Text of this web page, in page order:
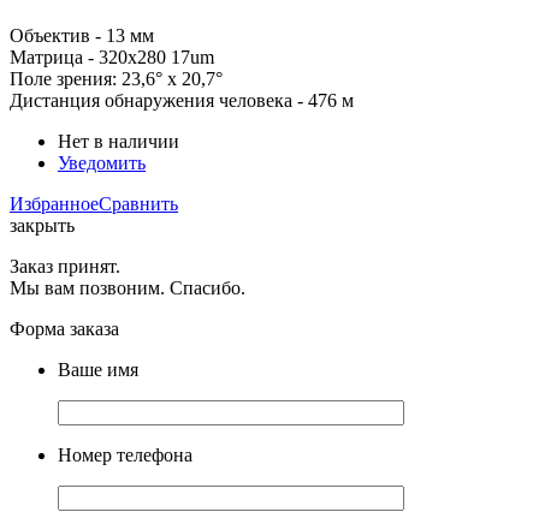
Объектив - 13 мм
Матрица - 320x280 17um
Поле зрения: 23,6° x 20,7°
Дистанция обнаружения человека - 476 м
Нет в наличии
Уведомить
ИзбранноеСравнить
закрыть
Заказ принят.
Мы вам позвоним. Спасибо.
Форма заказа
Ваше имя
Номер телефона